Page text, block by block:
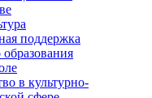
поддержка
в культурно-